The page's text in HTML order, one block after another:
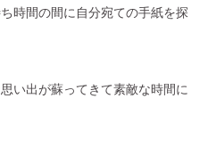
時間の間に自分宛ての手紙を探
い出が蘇ってきて素敵な時間に